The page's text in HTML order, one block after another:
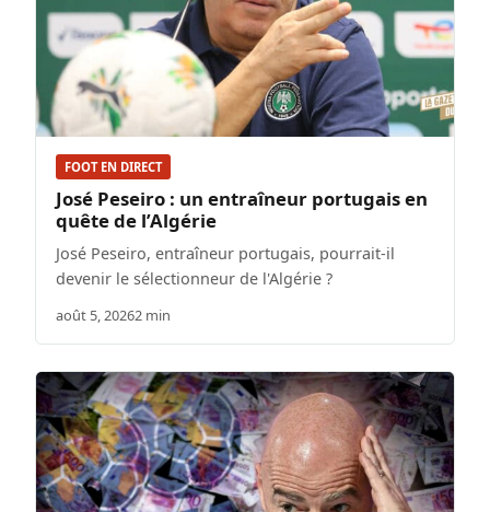
FOOT EN DIRECT
José Peseiro : un entraîneur portugais en
quête de l’Algérie
José Peseiro, entraîneur portugais, pourrait-il
devenir le sélectionneur de l'Algérie ?
août 5, 20262 min